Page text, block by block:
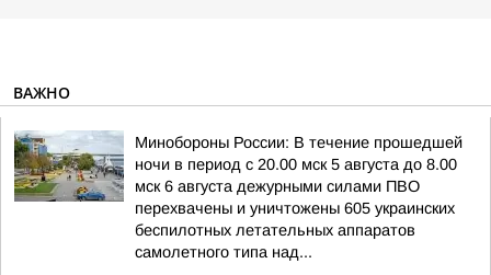
ВАЖНО
Минобороны России: В течение прошедшей
ночи в период с 20.00 мск 5 августа до 8.00
мск 6 августа дежурными силами ПВО
перехвачены и уничтожены 605 украинских
беспилотных летательных аппаратов
самолетного типа над...